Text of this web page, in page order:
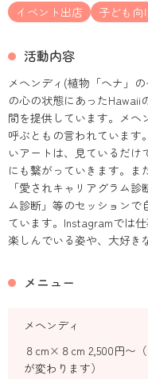
イベント出店 子ども向
活動内容
メヘンディ(植物「ヘナ」
の心の状態にあったHawaii
間を提供しています。メヘ
呼ぶともの言われています
いアートは、見ているだけ
にも繋がっていきます。ま
「愛されキャリアグラム
ム診断」等のセッションで
ています。Instagramでは
楽しんでいる姿や、大好き
メニュー
メヘンディ
８cm×８cm 2,500円〜
が変わります）